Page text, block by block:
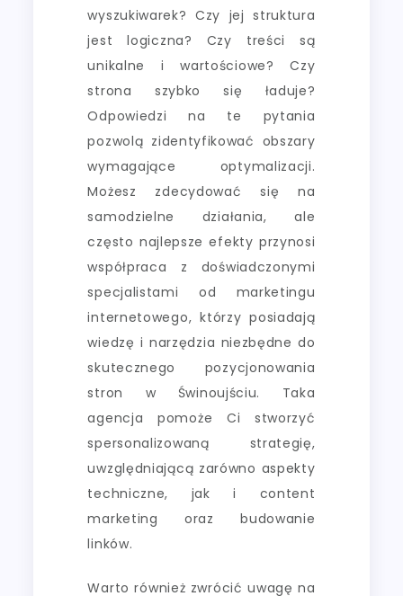
wyszukiwarek? Czy jej struktura
jest logiczna? Czy treści są
unikalne i wartościowe? Czy
strona szybko się ładuje?
Odpowiedzi na te pytania
pozwolą zidentyfikować obszary
wymagające optymalizacji.
Możesz zdecydować się na
samodzielne działania, ale
często najlepsze efekty przynosi
współpraca z doświadczonymi
specjalistami od marketingu
internetowego, którzy posiadają
wiedzę i narzędzia niezbędne do
skutecznego pozycjonowania
stron w Świnoujściu. Taka
agencja pomoże Ci stworzyć
spersonalizowaną strategię,
uwzględniającą zarówno aspekty
techniczne, jak i content
marketing oraz budowanie
linków.
Warto również zwrócić uwagę na